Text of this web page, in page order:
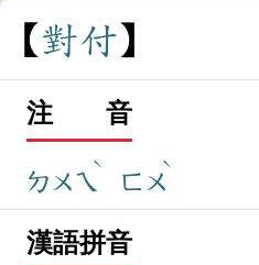
對付
注 音
ㄉㄨㄟ
ˋ
ㄈㄨ
ˋ
漢語拼音